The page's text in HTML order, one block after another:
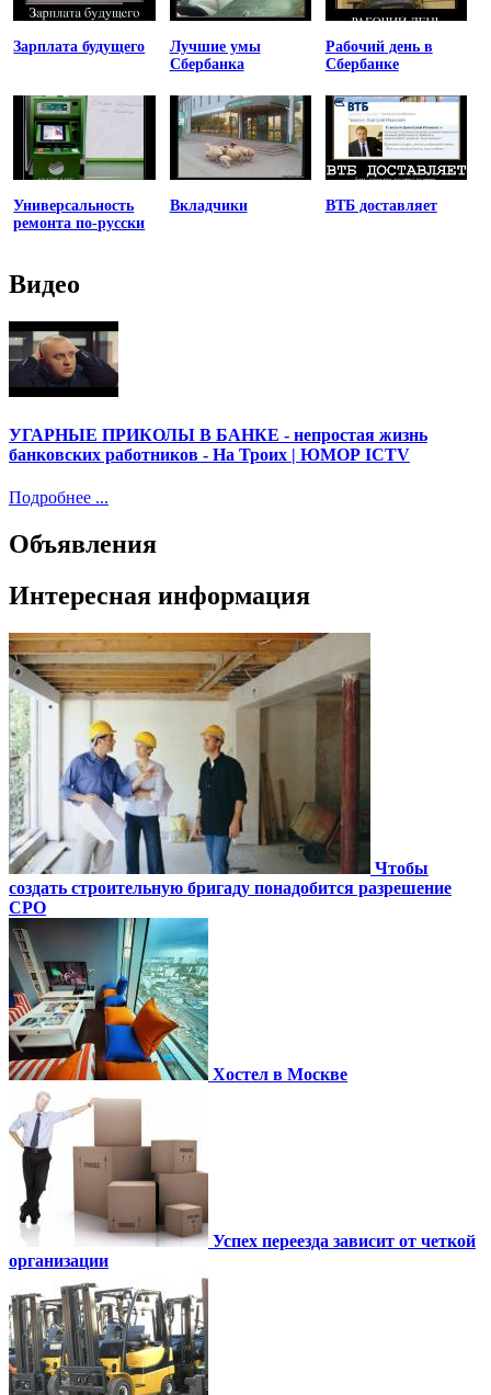
Зарплата будущего
Лучшие умы
Сбербанка
Рабочий день в
Сбербанке
Универсальность
ремонта по-русски
Вкладчики ВТБ доставляет
Видео
УГАРНЫЕ ПРИКОЛЫ В БАНКЕ - непростая жизнь
банковских работников - На Троих | ЮМОР ICTV
Подробнее ...
Объявления
Интересная информация
Чтобы
создать строительную бригаду понадобится разрешение
СРО
Хостел в Москве
Успех переезда зависит от четкой
организации